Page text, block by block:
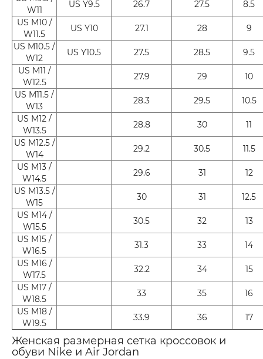
W11
US Y9.5 26.7 27.5
8.5
US M10 /
W11.5
US Y10 27.1 28
9
US M10.5 /
W12
US Y10.5 27.5 28.5
9.5
US M11 /
W12.5
27.9 29
10
US M11.5 /
W13
28.3 29.5
10.5
US M12 /
W13.5
28.8 30
11
US M12.5 /
W14
29.2 30.5
11.5
US M13 /
W14.5
29.6 31
12
US M13.5 /
W15
30 31
12.5
US M14 /
W15.5
30.5 32
13
US M15 /
W16.5
31.3 33
14
US M16 /
W17.5
32.2 34
15
US M17 /
W18.5
33 35
16
US M18 /
W19.5
33.9 36 17
Женская размерная сетка кроссовок и
обуви Nike и Air Jordan